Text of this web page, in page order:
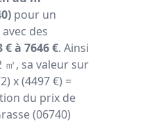
pour un
des
à 7646 €. Ainsi
, sa valeur sur
x (4497 €) =
du prix de
(06740)